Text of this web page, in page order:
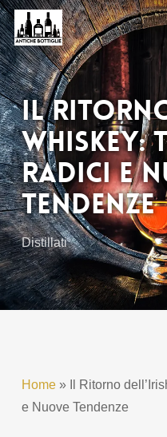
Skip
to
main
content
Il
Whiskey:
Radici e
Tendenze
Distillati
Home»
Il Ritorno
e Nuove Tendenze